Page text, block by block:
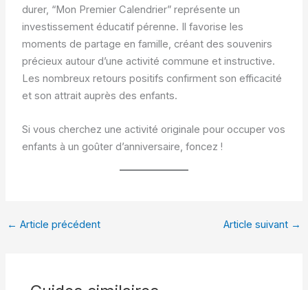
durer, “Mon Premier Calendrier” représente un
investissement éducatif pérenne. Il favorise les
moments de partage en famille, créant des souvenirs
précieux autour d’une activité commune et instructive.
Les nombreux retours positifs confirment son efficacité
et son attrait auprès des enfants.
Si vous cherchez une activité originale pour occuper vos
enfants à un goûter d’anniversaire, foncez !
← Article précédent Article suivant →